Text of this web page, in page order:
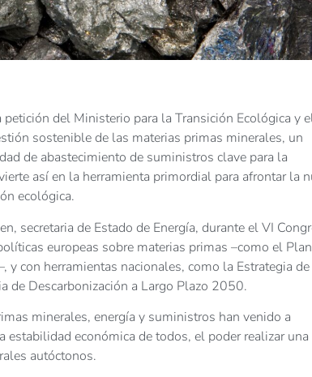
del Ministerio para la Transición Ecológica y
sostenible de las materias primas minerales, un
de abastecimiento de suministros clave para la
así en la herramienta primordial para afrontar la
ecológica.
secretaria de Estado de Energía, durante el VI
europeas sobre materias primas –como el
y con herramientas nacionales, como la Estrategia de
de Descarbonización a Largo Plazo 2050.
minerales, energía y suministros han venido a
económica de todos, el poder realizar una
autóctonos.